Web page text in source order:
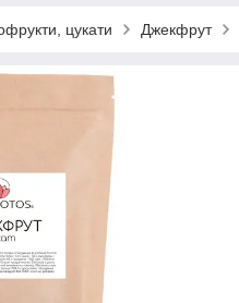
цукати Джекфрут